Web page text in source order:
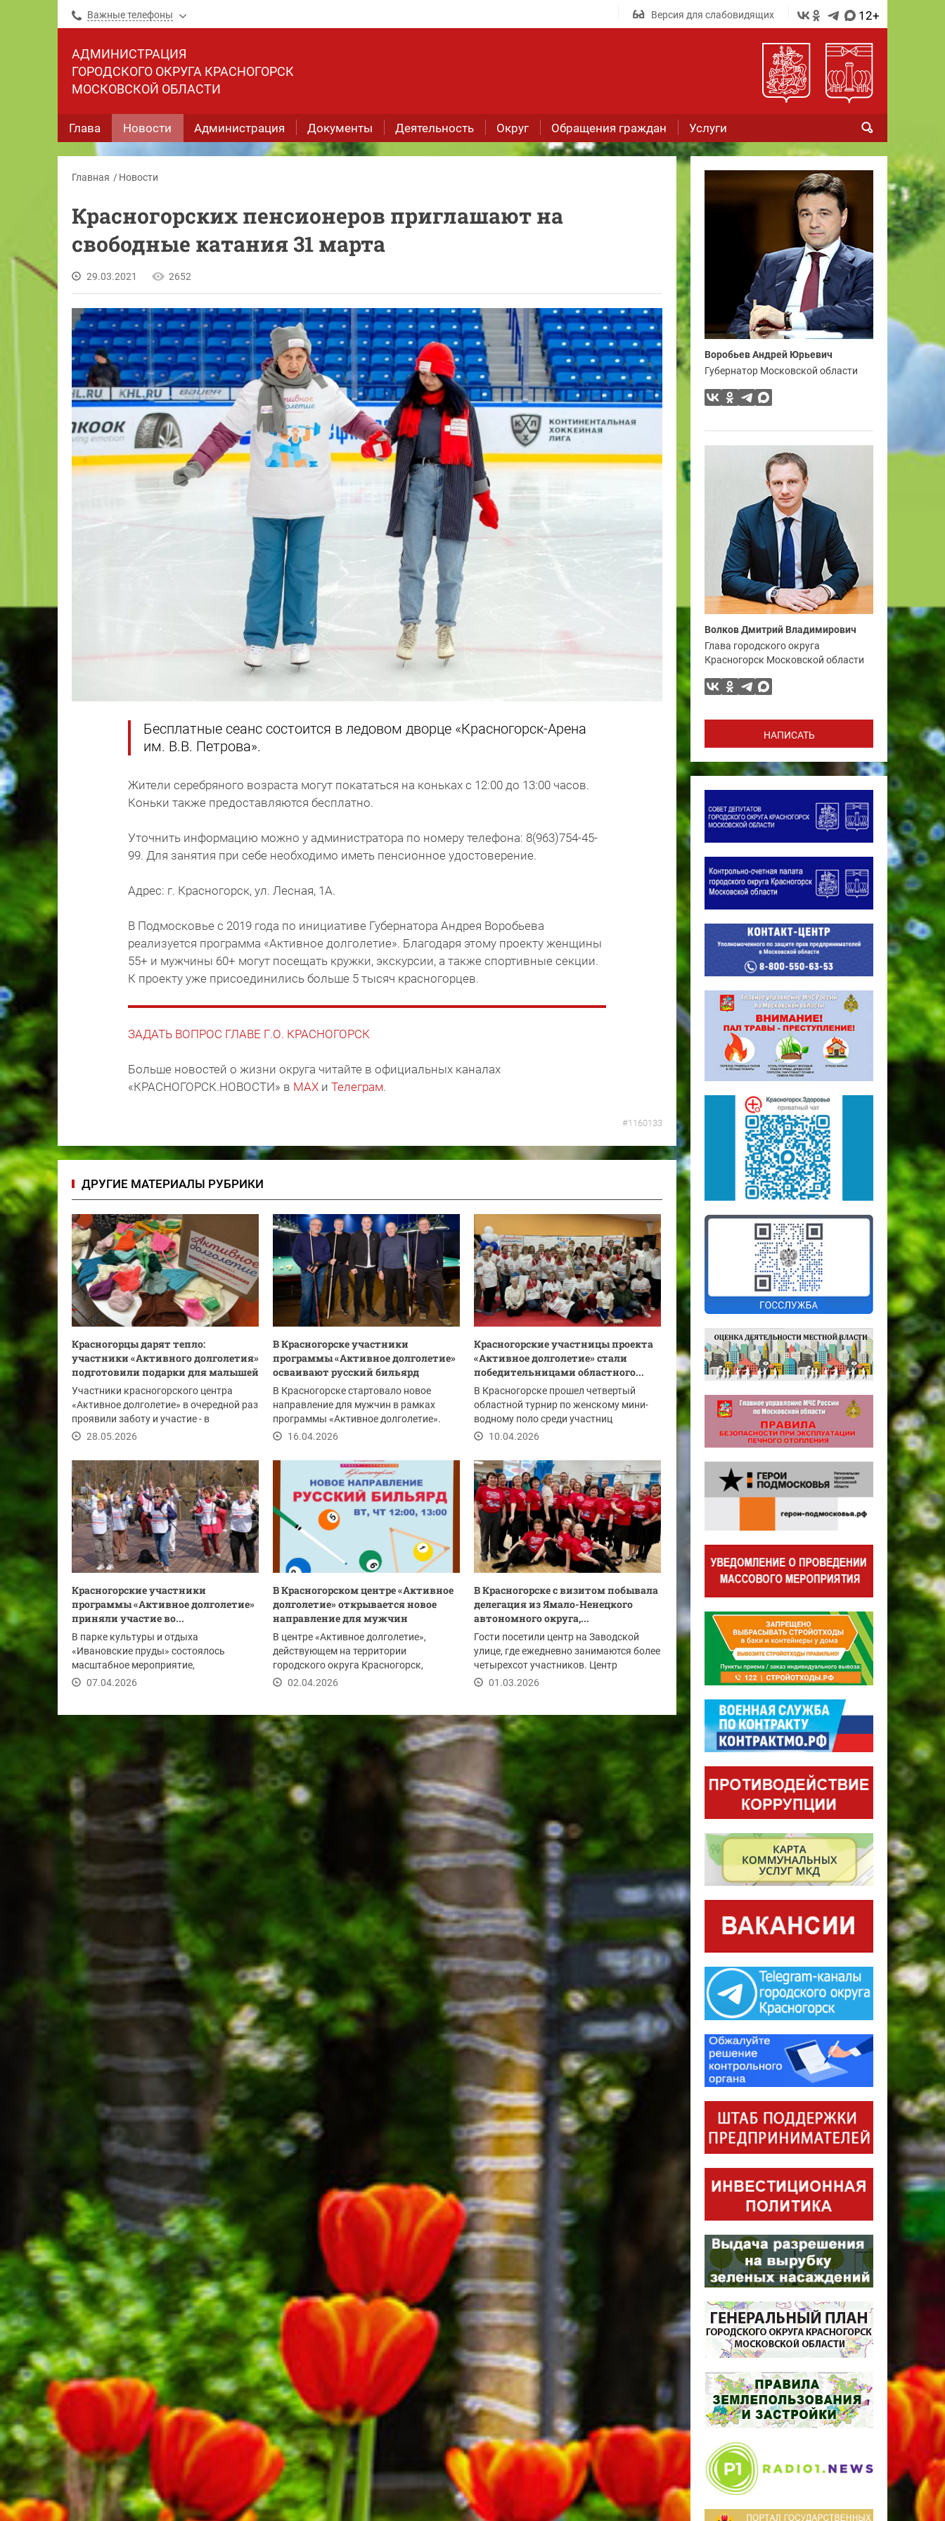
Важные телефоны Версия для слабовидящих 12+
АДМИНИСТРАЦИЯ
ГОРОДСКОГО ОКРУГА КРАСНОГОРСК
МОСКОВСКОЙ ОБЛАСТИ
Глава Новости Администрация Документы Деятельность Округ Обращения граждан Услуги
Главная Новости
Красногорских пенсионеров приглашают на
свободные катания 31 марта
29.03.2021 2652
Бесплатные сеанс состоится в ледовом дворце «Красногорск-Арена
им. В.В. Петрова».
Жители серебряного возраста могут покататься на коньках с 12:00 до 13:00 часов.
Коньки также предоставляются бесплатно.
Уточнить информацию можно у администратора по номеру телефона: 8(963)754-45-
99. Для занятия при себе необходимо иметь пенсионное удостоверение.
Адрес: г. Красногорск, ул. Лесная, 1А.
В Подмосковье с 2019 года по инициативе Губернатора Андрея Воробьева
реализуется программа «Активное долголетие». Благодаря этому проекту женщины
55+ и мужчины 60+ могут посещать кружки, экскурсии, а также спортивные секции.
К проекту уже присоединились больше 5 тысяч красногорцев.
ЗАДАТЬ ВОПРОС ГЛАВЕ Г.О. КРАСНОГОРСК
Больше новостей о жизни округа читайте в официальных каналах
«КРАСНОГОРСК.НОВОСТИ» в MAX и Телеграм.
#1160133
ДРУГИЕ МАТЕРИАЛЫ РУБРИКИ
Красногорцы дарят тепло:
участники «Активного долголетия»
подготовили подарки для малышей
Участники красногорского центра
«Активное долголетие» в очередной раз
проявили заботу и участие - в
преддверии Дня...
28.05.2026
В Красногорске участники
программы «Активное долголетие»
осваивают русский бильярд
В Красногорске стартовало новое
направление для мужчин в рамках
программы «Активное долголетие».
Теперь участники...
16.04.2026
Красногорские участницы проекта
«Активное долголетие» стали
победительницами областного...
В Красногорске прошел четвертый
областной турнир по женскому мини-
водному поло среди участниц
губернаторского проекта...
10.04.2026
Красногорские участники
программы «Активное долголетие»
приняли участие во...
В парке культуры и отдыха
«Ивановские пруды» состоялось
масштабное мероприятие,
приуроченное ко Всемирному дню...
07.04.2026
В Красногорском центре «Активное
долголетие» открывается новое
направление для мужчин
В центре «Активное долголетие»,
действующем на территории
городского округа Красногорск,
стартует новое досуговое...
02.04.2026
В Красногорске с визитом побывала
делегация из Ямало-Ненецкого
автономного округа,...
Гости посетили центр на Заводской
улице, где ежедневно занимаются более
четырехсот участников. Центр
«Активное...
01.03.2026
Воробьев Андрей Юрьевич
Губернатор Московской области
Волков Дмитрий Владимирович
Глава городского округа
Красногорск Московской области
НАПИСАТЬ